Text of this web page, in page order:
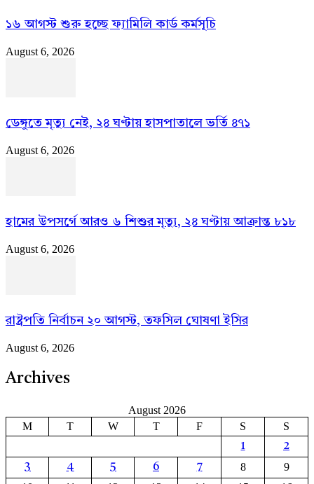
১৬ আগস্ট শুরু হচ্ছে ফ্যামিলি কার্ড কর্মসূচি
August 6, 2026
ডেঙ্গুতে মৃত্যু নেই, ২৪ ঘণ্টায় হাসপাতালে ভর্তি ৪৭১
August 6, 2026
হামের উপসর্গে আরও ৬ শিশুর মৃত্যু, ২৪ ঘণ্টায় আক্রান্ত ৮১৮
August 6, 2026
রাষ্ট্রপতি নির্বাচন ২০ আগস্ট, তফসিল ঘোষণা ইসির
August 6, 2026
Archives
August 2026
M
T W T F S S
1
2
3
4 5 6 7 8
9